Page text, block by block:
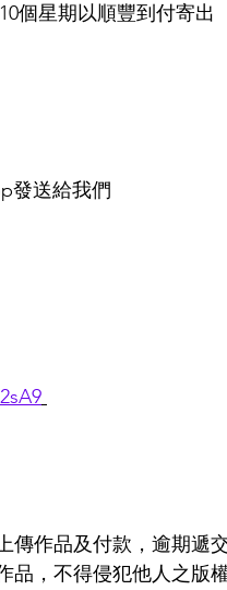
個星期以順豐到付寄出
發送給我們
傳作品及付款，逾期遞
，不得侵犯他人之版權